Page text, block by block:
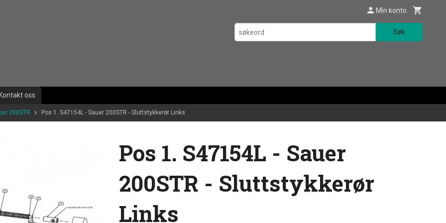
Min konto
Søk
Kontakt oss
200STR Pos 1. S47154L - Sauer 200STR - Sluttstykkerør Links
Pos 1. S47154L - Sauer
200STR - Sluttstykkerør
Links